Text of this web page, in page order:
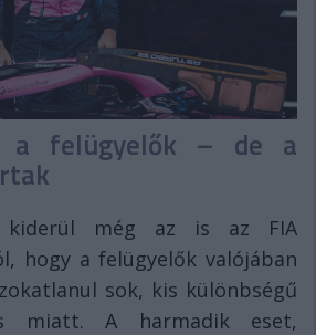
a felügyelők – de a
kiderül még az is az FIA
hogy a felügyelők valójában
sok, kis különbségű
miatt. A harmadik eset,